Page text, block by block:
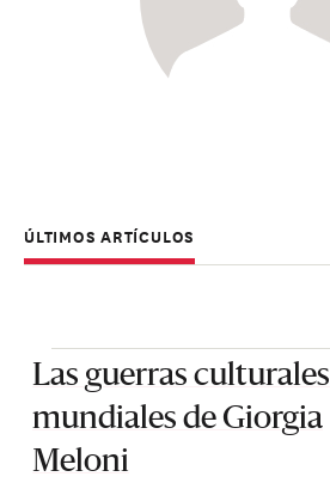
ÚLTIMOS ARTÍCULOS
Las guerras culturales
mundiales de Giorgia
Meloni